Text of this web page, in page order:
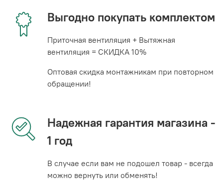
Выгодно покупать комплектом
Приточная вентиляция + Вытяжная
вентиляция = СКИДКА 10%
Оптовая скидка монтажникам при повторном
обращении!
Надежная гарантия магазина -
1 год
В случае если вам не подошел товар - всегда
можно вернуть или обменять!